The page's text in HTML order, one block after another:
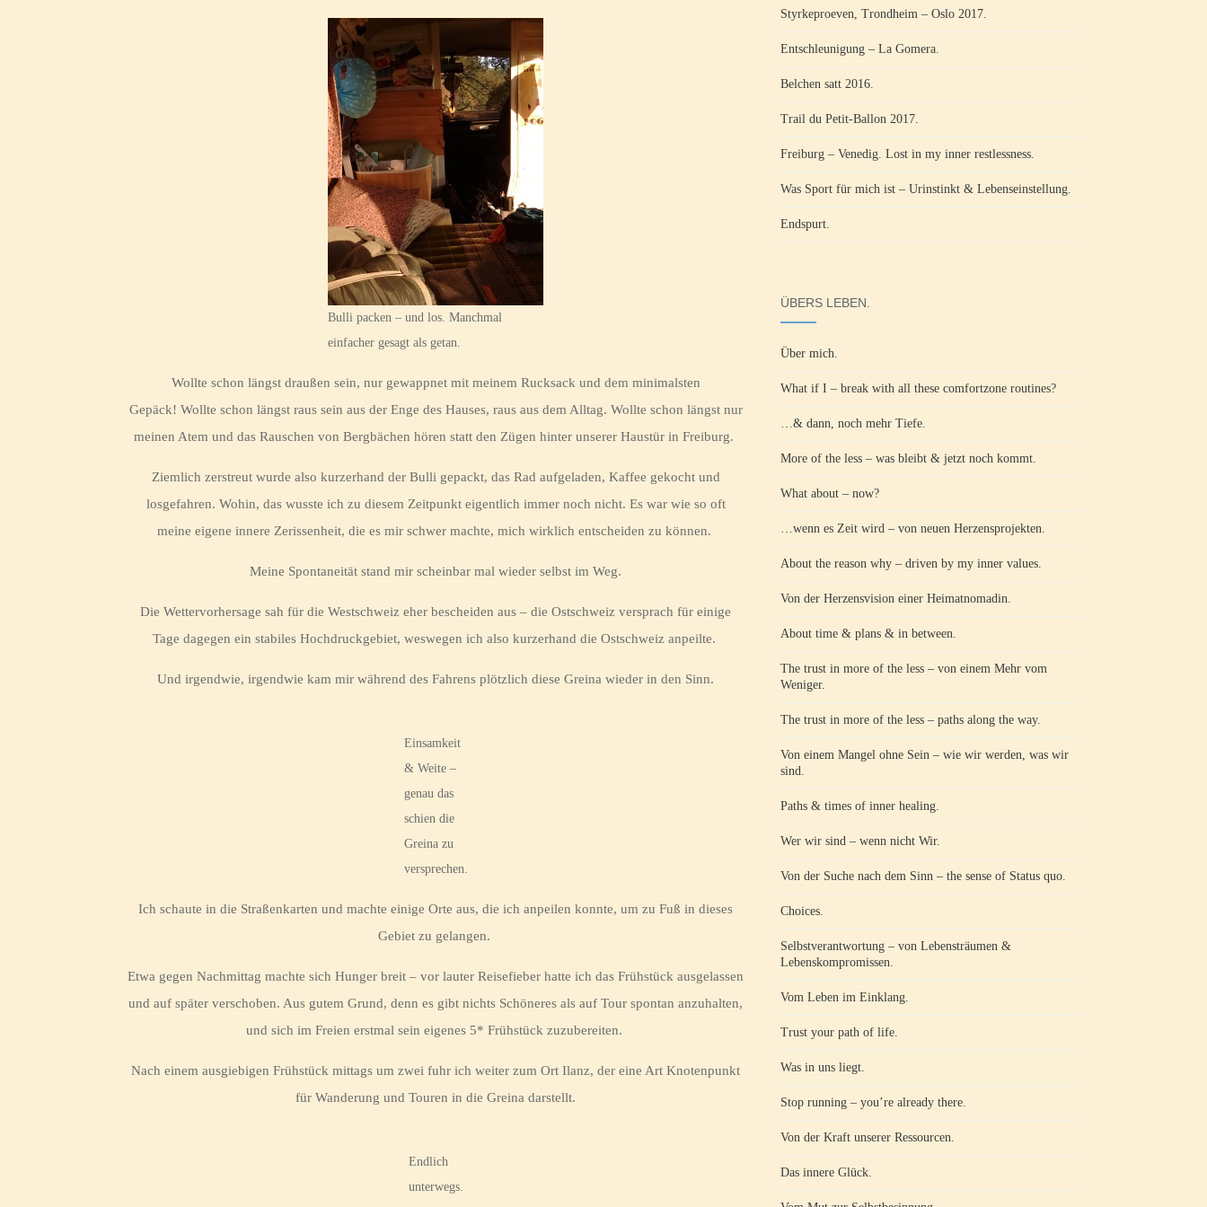
Bulli packen – und los. Manchmal
einfacher gesagt als getan.
Wollte schon längst draußen sein, nur gewappnet mit meinem Rucksack und dem minimalsten
Gepäck! Wollte schon längst raus sein aus der Enge des Hauses, raus aus dem Alltag. Wollte schon längst nur
meinen Atem und das Rauschen von Bergbächen hören statt den Zügen hinter unserer Haustür in Freiburg.
Ziemlich zerstreut wurde also kurzerhand der Bulli gepackt, das Rad aufgeladen, Kaffee gekocht und
losgefahren. Wohin, das wusste ich zu diesem Zeitpunkt eigentlich immer noch nicht. Es war wie so oft
meine eigene innere Zerissenheit, die es mir schwer machte, mich wirklich entscheiden zu können.
Meine Spontaneität stand mir scheinbar mal wieder selbst im Weg.
Die Wettervorhersage sah für die Westschweiz eher bescheiden aus – die Ostschweiz versprach für einige
Tage dagegen ein stabiles Hochdruckgebiet, weswegen ich also kurzerhand die Ostschweiz anpeilte.
Und irgendwie, irgendwie kam mir während des Fahrens plötzlich diese Greina wieder in den Sinn.
Einsamkeit
& Weite –
genau das
schien die
Greina zu
versprechen.
Ich schaute in die Straßenkarten und machte einige Orte aus, die ich anpeilen konnte, um zu Fuß in dieses
Gebiet zu gelangen.
Etwa gegen Nachmittag machte sich Hunger breit – vor lauter Reisefieber hatte ich das Frühstück ausgelassen
und auf später verschoben. Aus gutem Grund, denn es gibt nichts Schöneres als auf Tour spontan anzuhalten,
und sich im Freien erstmal sein eigenes 5* Frühstück zuzubereiten.
Nach einem ausgiebigen Frühstück mittags um zwei fuhr ich weiter zum Ort Ilanz, der eine Art Knotenpunkt
für Wanderung und Touren in die Greina darstellt.
Endlich
unterwegs.
Styrkeproeven, Trondheim – Oslo 2017.
Entschleunigung – La Gomera.
Belchen satt 2016.
Trail du Petit-Ballon 2017.
Freiburg – Venedig. Lost in my inner restlessness.
Was Sport für mich ist – Urinstinkt & Lebenseinstellung.
Endspurt.
ÜBERS LEBEN.
Über mich.
What if I – break with all these comfortzone routines?
…& dann, noch mehr Tiefe.
More of the less – was bleibt & jetzt noch kommt.
What about – now?
…wenn es Zeit wird – von neuen Herzensprojekten.
About the reason why – driven by my inner values.
Von der Herzensvision einer Heimatnomadin.
About time & plans & in between.
The trust in more of the less – von einem Mehr vom
Weniger.
The trust in more of the less – paths along the way.
Von einem Mangel ohne Sein – wie wir werden, was wir
sind.
Paths & times of inner healing.
Wer wir sind – wenn nicht Wir.
Von der Suche nach dem Sinn – the sense of Status quo.
Choices.
Selbstverantwortung – von Lebensträumen &
Lebenskompromissen.
Vom Leben im Einklang.
Trust your path of life.
Was in uns liegt.
Stop running – you’re already there.
Von der Kraft unserer Ressourcen.
Das innere Glück.